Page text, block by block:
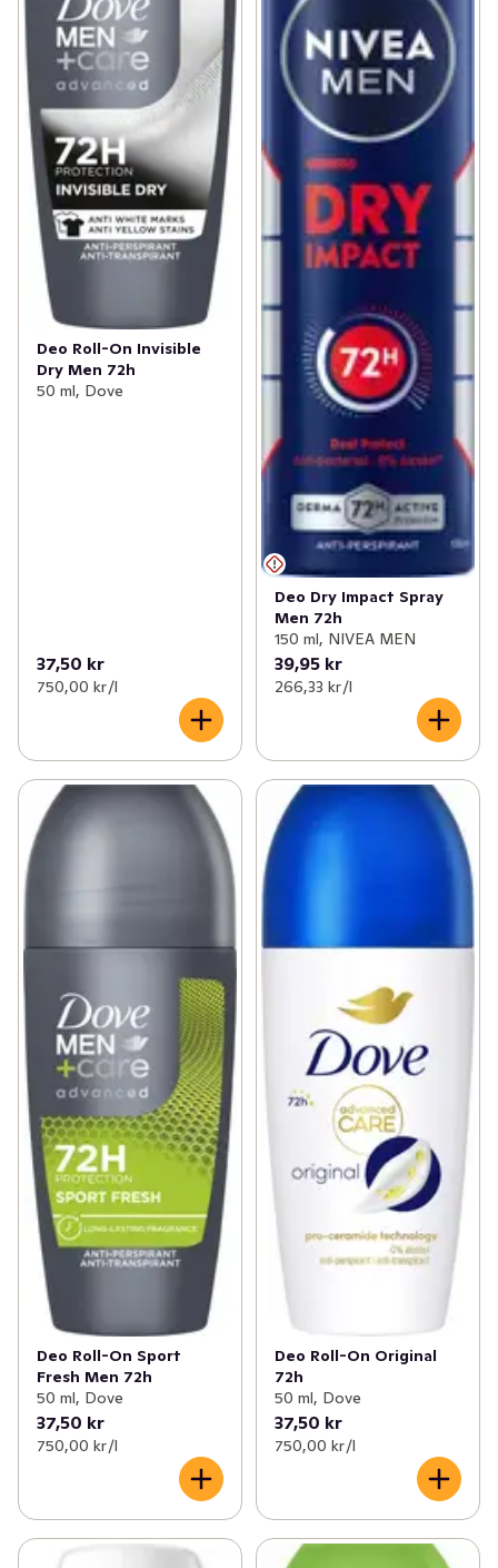
Deo Roll-On Invisible
Dry Men 72h
50 ml, Dove
37,50 kr
750,00 kr /l
Deo Dry Impact Spray
Men 72h
150 ml, NIVEA MEN
39,95 kr
266,33 kr /l
Deo Roll-On Sport
Fresh Men 72h
50 ml, Dove
37,50 kr
750,00 kr /l
Deo Roll-On Original
72h
50 ml, Dove
37,50 kr
750,00 kr /l